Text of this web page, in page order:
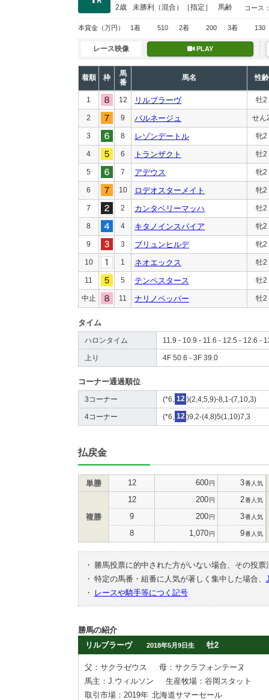
2歳 未勝利 （混合）［指定］ 馬齢 コース
本賞金 （万円） 1着 510 2着 200 3着 130
レース映像 PLAY
着順 枠
馬
番
馬名 性齢
1 12 リルブラーヴ 牡2
2 9 バルネージュ せん
3 8 レゾンデートル 牝2
4 6 トランザクト 牡2
5 7 アデウス 牝2
6 10 ロデオスターメイト 牝2
7 2 カンタベリーマッハ 牡2
8 4 キタノインスパイア 牝2
9 3 ブリュンヒルデ 牝2
10 1 ネオエックス 牡2
11 5 テンペスタース 牡2
中止 11 ナリノペッパー 牡2
タイム
ハロンタイム 11.9 - 10.9 - 11.6 - 12.5 - 12.6 -
上り 4F 50.6 - 3F 39.0
コーナー通過順位
3コーナー (*6, 12 )(2,4,5,9)-8,1-(7,10,3)
4コーナー (*6, 12 )9,2-(4,8)5(1,10)7,3
払戻金
単勝 12 600円 3番人気
複勝
12 200円 2番人気
9 200円 3番人気
8 1,070円 9番人気
・
勝馬投票に的中された方がいない場合、その投
・ 特定の馬番・組番に人気が著しく集中した場合、
・
レースや騎手等につく記号
勝馬の紹介
リルブラーヴ
2018年5月9日生 牡2
父：サクラゼウス
母：サクラフォンテーヌ
馬主：J.ウィルソン
生産牧場：谷岡スタット
取引市場：2019年 北海道サマーセール